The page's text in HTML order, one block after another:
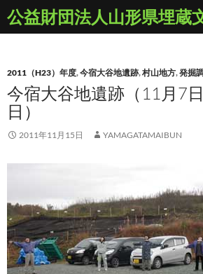
ン
ツ
へ
ス
ッ
検
索
2011（H23）年度,今宿大谷地遺跡,村山地方,発掘
今宿大谷地遺跡（11月7
日）
2011年11月15日 YAMAGATAMAIBUN